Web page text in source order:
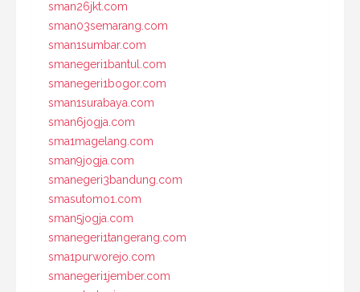
sman26jkt.com
sman03semarang.com
sman1sumbar.com
smanegeri1bantul.com
smanegeri1bogor.com
sman1surabaya.com
sman6jogja.com
sma1magelang.com
sman9jogja.com
smanegeri3bandung.com
smasutomo1.com
sman5jogja.com
smanegeri1tangerang.com
sma1purworejo.com
smanegeri1jember.com